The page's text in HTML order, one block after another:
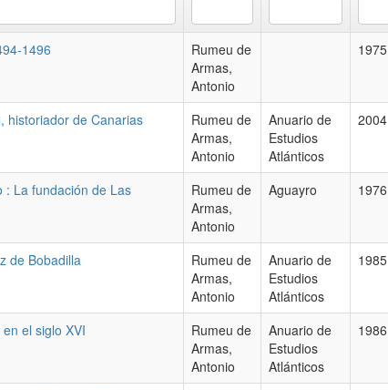
1496
Rumeu de
Armas,
Antonio
1975
historiador de Canarias
Rumeu de
Armas,
Antonio
Anuario de
Estudios
Atlánticos
2004
: La fundación de Las
Rumeu de
Armas,
Antonio
Aguayro 1976
de Bobadilla
Rumeu de
Armas,
Antonio
Anuario de
Estudios
Atlánticos
1985
el siglo XVI
Rumeu de
Armas,
Antonio
Anuario de
Estudios
Atlánticos
1986